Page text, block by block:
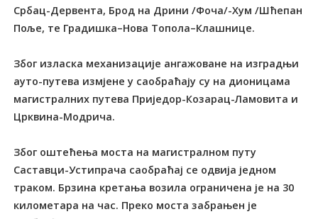
Србац-Дервента, Брод на Дрини /Фоча/-Хум /Шћепан
Поље, те Градишка–Нова Топола–Клашнице.
Због изласка механизације ангажоване на изградњи
ауто-путева измјене у саобраћају су на дионицама
магистралних путева Приједор-Козарац-Ламовита и
Црквина-Модрича.
Због оштећења моста на магистралном путу
Саставци-Устипрача саобраћај се одвија једном
траком. Брзина кретања возила ограничена је на 30
километара на час. Преко моста забрањен је